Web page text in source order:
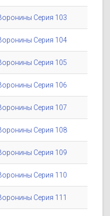
Серия 103
Серия 104
Серия 105
Серия 106
Серия 107
Серия 108
Серия 109
Серия 110
Серия 111